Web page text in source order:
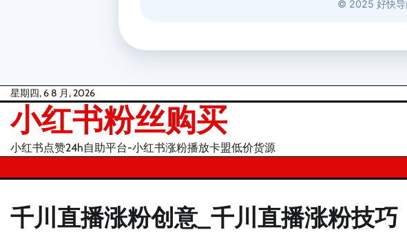
Skip
content
星期四, 6 8 月, 2026
小红书粉丝购买
小红书点赞24h自助平台-小红书涨粉播放卡盟低价货源
千川直播涨粉创意_千川直播涨粉技巧